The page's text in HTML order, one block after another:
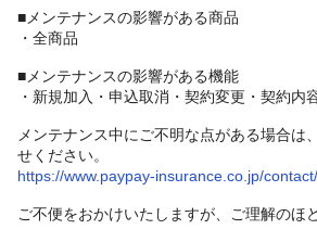
■メンテナンスの影響がある商品
・全商品
■メンテナンスの影響がある機能
・新規加入・申込取消・契約変更・契約内
メンテナンス中にご不明な点がある場合は
せください。
https://www.paypay-insurance.co.jp/contact/
ご不便をおかけいたしますが、ご理解のほ